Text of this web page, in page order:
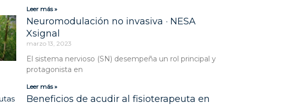
Leer más »
Neuromodulación no invasiva · NESA
Xsignal
marzo 13, 2023
El sistema nervioso (SN) desempeña un rol principal y
protagonista en
Leer más »
Beneficios de acudir al fisioterapeuta en